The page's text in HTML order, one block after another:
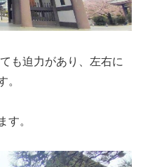
も迫力があり、左右に
。